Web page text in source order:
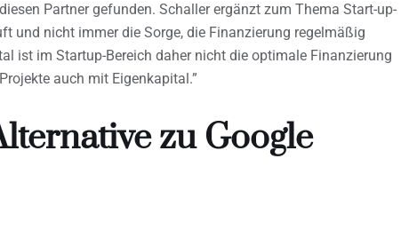
Partner gefunden. Schaller ergänzt zum Thema Start-up-
und nicht immer die Sorge, die Finanzierung regelmäßig
ist im Startup-Bereich daher nicht die optimale Finanzierung
auch mit Eigenkapital.”
zu Google